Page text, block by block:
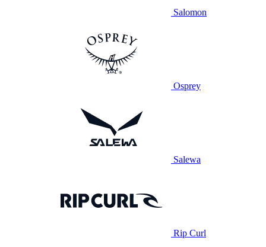
Salomon
Osprey
Salewa
Rip Curl